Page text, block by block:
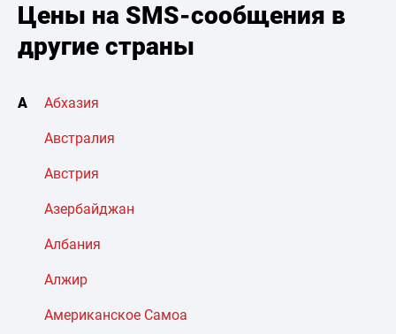
Цены на SMS-сообщения в
другие страны
А Абхазия
Австралия
Австрия
Азербайджан
Албания
Алжир
Американское Самоа